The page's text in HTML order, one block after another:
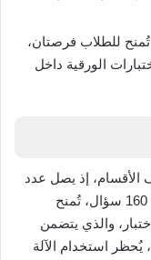
تُمنح للطلاب فرصتان،
الورقية داخل
الأقسام، إذ يصل عدد
الأسئلة عادة في الاختبار الورقي إلى حوالي 160 سؤال، تُمنح
والذي يتضمن
يُحظر استخدام الآلة